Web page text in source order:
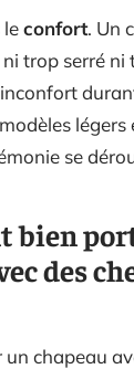
leconfort. Un
trop serré ni
légers
se
bien
des
chapeau